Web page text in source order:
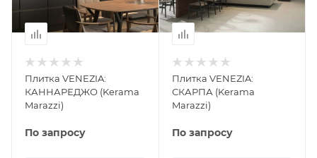
Плитка VENEZIA:
КАННАРЕДЖО (Kerama
Marazzi)
По запросу
Плитка VENEZIA:
СКАРПА (Kerama
Marazzi)
По запросу